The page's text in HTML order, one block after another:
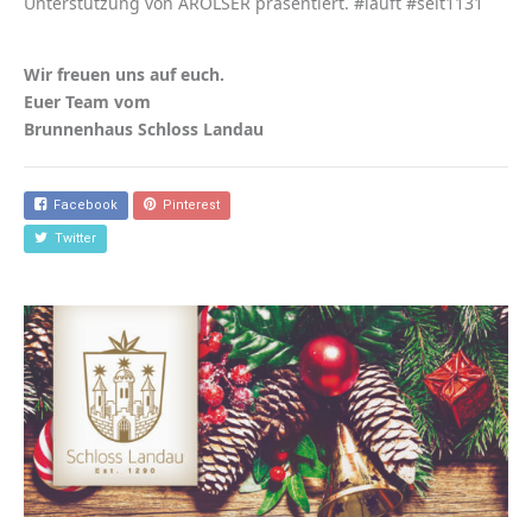
Wir freuen uns auf euch.
Euer Team vom
Brunnenhaus Schloss Landau
Facebook Pinterest
Twitter